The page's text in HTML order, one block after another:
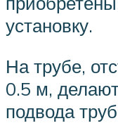
установку.
На трубе,
0.5 м,
подвода